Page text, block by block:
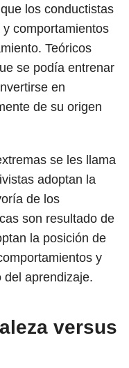
los conductistas
comportamientos
Teóricos
se podía entrenar
en
de su origen
se les llama
adoptan la
de los
son resultado de
la posición de
y
aprendizaje.
versus